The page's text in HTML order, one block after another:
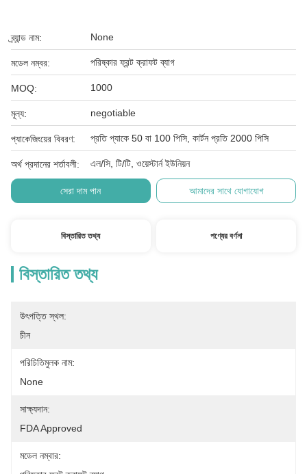
ব্র্যান্ড নাম: None
মডেল নম্বর: পরিষ্কার ফ্রন্ট ক্রাফট ব্যাগ
MOQ: 1000
মূল্য: negotiable
প্যাকেজিংয়ের বিবরণ: প্রতি প্যাকে 50 বা 100 পিসি, কার্টন প্রতি 2000 পিসি
অর্থ প্রদানের শর্তাবলী: এল/সি, টি/টি, ওয়েস্টার্ন ইউনিয়ন
সেরা দাম পান আমাদের সাথে যোগাযোগ
বিস্তারিত তথ্য পণ্যের বর্ণনা
বিস্তারিত তথ্য
উৎপত্তি স্থল:
চীন
পরিচিতিমুলক নাম:
None
সাক্ষ্যদান:
FDA Approved
মডেল নম্বার: